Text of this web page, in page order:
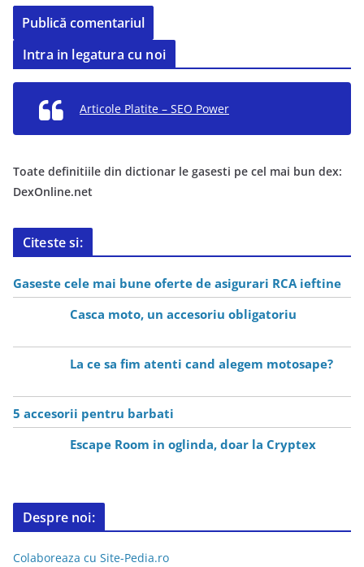
Intra in legatura cu noi
Articole Platite – SEO Power
Toate definitiile din dictionar le gasesti pe cel mai bun dex:
DexOnline.net
Citeste si:
Gaseste cele mai bune oferte de asigurari RCA ieftine
Casca moto, un accesoriu obligatoriu
La ce sa fim atenti cand alegem motosape?
5 accesorii pentru barbati
Escape Room in oglinda, doar la Cryptex
Despre noi:
Colaboreaza cu Site-Pedia.ro